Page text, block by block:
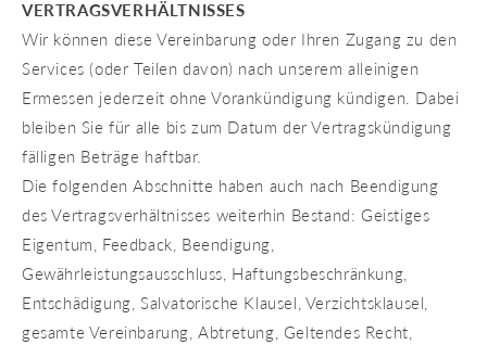
VERTRAGSVERHÄLTNISSES
Wir können diese Vereinbarung oder Ihren Zugang zu den
Services (oder Teilen davon) nach unserem alleinigen
Ermessen jederzeit ohne Vorankündigung kündigen. Dabei
bleiben Sie für alle bis zum Datum der Vertragskündigung
fälligen Beträge haftbar.
Die folgenden Abschnitte haben auch nach Beendigung
des Vertragsverhältnisses weiterhin Bestand: Geistiges
Eigentum, Feedback, Beendigung,
Gewährleistungsausschluss, Haftungsbeschränkung,
Entschädigung, Salvatorische Klausel, Verzichtsklausel,
gesamte Vereinbarung, Abtretung, Geltendes Recht,